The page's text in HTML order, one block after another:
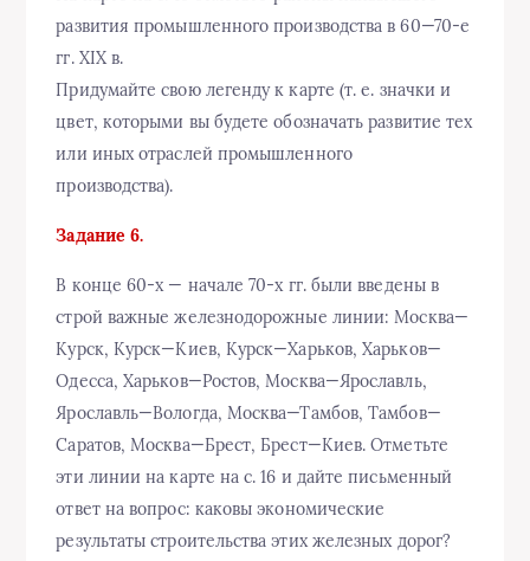
развития промышленного производства в 60—70-е
гг. XIX в.
Придумайте свою легенду к карте (т. е. значки и
цвет, которыми вы будете обозначать развитие тех
или иных отраслей промышленного
производства).
Задание 6.
В конце 60-х — начале 70-х гг. были введены в
строй важные железнодорожные линии: Москва—
Курск, Курск—Киев, Курск—Харьков, Харьков—
Одесса, Харьков—Ростов, Москва—Ярославль,
Ярославль—Вологда, Москва—Тамбов, Тамбов—
Саратов, Москва—Брест, Брест—Киев. Отметьте
эти линии на карте на с. 16 и дайте письменный
ответ на вопрос: каковы экономические
результаты строительства этих железных дорог?